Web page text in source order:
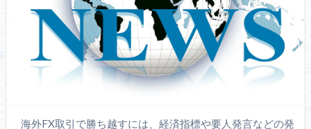
海外FX取引で勝ち越すには、経済指標や要人発言などの発